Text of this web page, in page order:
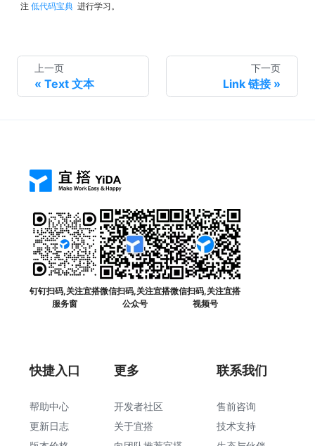
注 低代码宝典 进行学习。
上一页
Text 文本
下一页
Link 链接
钉钉扫码,关注宜搭
服务窗
微信扫码,关注宜搭
公众号
微信扫码,关注宜搭
视频号
快捷入口
帮助中心
更新日志
更多
开发者社区
关于宜搭
联系我们
售前咨询
技术支持